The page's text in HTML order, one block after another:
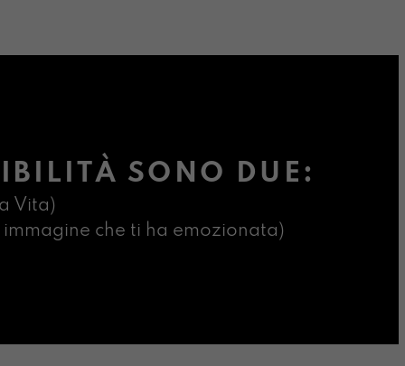
SONO DUE:
Vita)
che ti ha emozionata)